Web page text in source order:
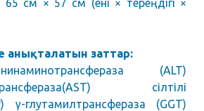
см × 57 см (ені × тереңдігі ×
анықталатын заттар:
(ALT)
сілтілі
γ-глутамилтрансфераза (GGT)